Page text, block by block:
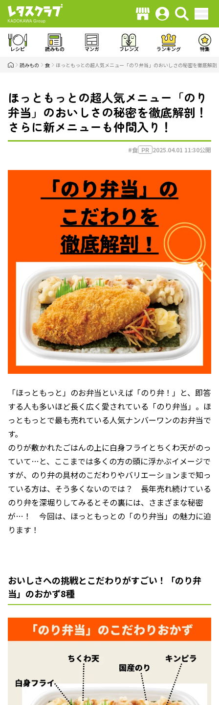
レシピ 読みもの マンガ フレンズ ランキング 特集
読みもの 食 ほっともっとの超人気メニュー「のり弁当」のおいしさの秘密を徹底解
ほっともっとの超人気メニュー「のり
弁当」のおいしさの秘密を徹底解剖！
さらに新メニューも仲間入り！
#食 PR 2025.04.01 11:30公開
「ほっともっと」のお弁当といえば「のり弁！」と、即答
する人も多いほど長く広く愛されている「のり弁当」。ほ
っともっとで最も売れている人気ナンバーワンのお弁当で
す。
のりが敷かれたごはんの上に白身フライとちくわ天がのっ
ていて…と、ここまでは多くの方の頭に浮かぶイメージで
すが、のり弁の具材のこだわりやバリエーションまで知っ
ている方は、そう多くないのでは？ 長年売れ続けている
のり弁を深堀りしてみるとその裏には、さまざまな秘密
が…！ 今回は、ほっともっとの「のり弁当」の魅力に迫
ります！
おいしさへの挑戦とこだわりがすごい！「のり弁
当」のおかず8種